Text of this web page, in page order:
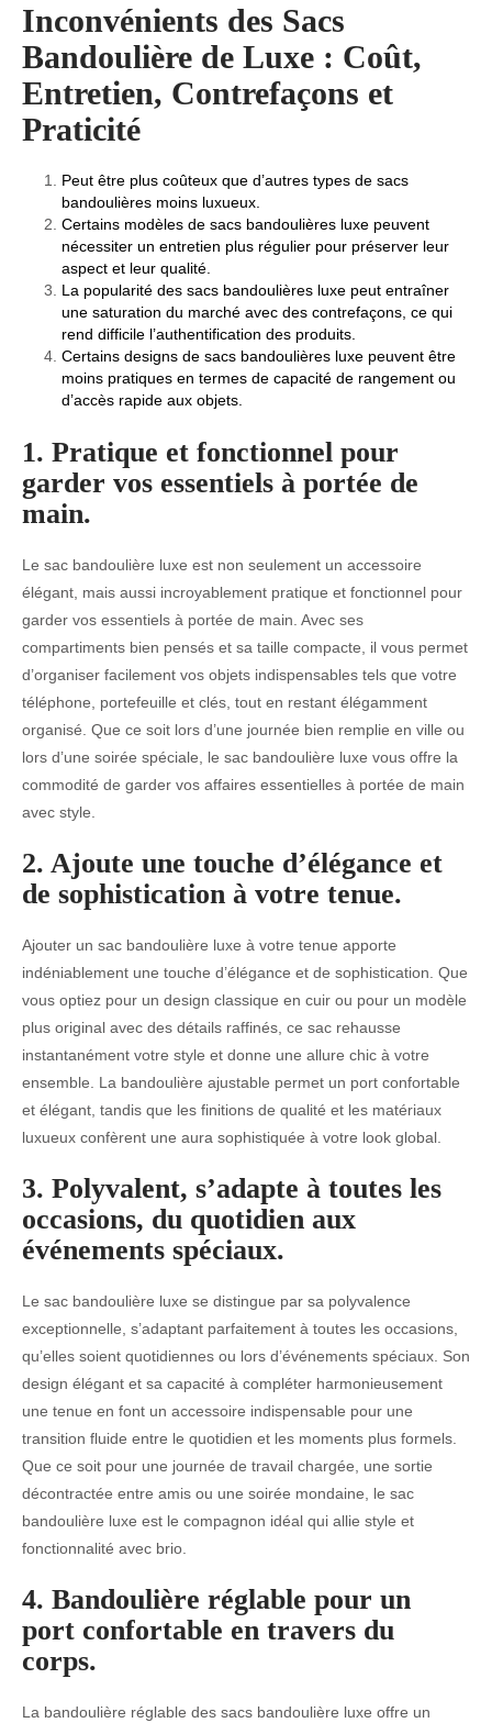
Inconvénients des Sacs
Bandoulière de Luxe : Coût,
Entretien, Contrefaçons et
Praticité
Peut être plus coûteux que d’autres types de sacs
bandoulières moins luxueux.
Certains modèles de sacs bandoulières luxe peuvent
nécessiter un entretien plus régulier pour préserver leur
aspect et leur qualité.
La popularité des sacs bandoulières luxe peut entraîner
une saturation du marché avec des contrefaçons, ce qui
rend difficile l’authentification des produits.
Certains designs de sacs bandoulières luxe peuvent être
moins pratiques en termes de capacité de rangement ou
d’accès rapide aux objets.
1. Pratique et fonctionnel pour
garder vos essentiels à portée de
main.
Le sac bandoulière luxe est non seulement un accessoire
élégant, mais aussi incroyablement pratique et fonctionnel pour
garder vos essentiels à portée de main. Avec ses
compartiments bien pensés et sa taille compacte, il vous permet
d’organiser facilement vos objets indispensables tels que votre
téléphone, portefeuille et clés, tout en restant élégamment
organisé. Que ce soit lors d’une journée bien remplie en ville ou
lors d’une soirée spéciale, le sac bandoulière luxe vous offre la
commodité de garder vos affaires essentielles à portée de main
avec style.
2. Ajoute une touche d’élégance et
de sophistication à votre tenue.
Ajouter un sac bandoulière luxe à votre tenue apporte
indéniablement une touche d’élégance et de sophistication. Que
vous optiez pour un design classique en cuir ou pour un modèle
plus original avec des détails raffinés, ce sac rehausse
instantanément votre style et donne une allure chic à votre
ensemble. La bandoulière ajustable permet un port confortable
et élégant, tandis que les finitions de qualité et les matériaux
luxueux confèrent une aura sophistiquée à votre look global.
3. Polyvalent, s’adapte à toutes les
occasions, du quotidien aux
événements spéciaux.
Le sac bandoulière luxe se distingue par sa polyvalence
exceptionnelle, s’adaptant parfaitement à toutes les occasions,
qu’elles soient quotidiennes ou lors d’événements spéciaux. Son
design élégant et sa capacité à compléter harmonieusement
une tenue en font un accessoire indispensable pour une
transition fluide entre le quotidien et les moments plus formels.
Que ce soit pour une journée de travail chargée, une sortie
décontractée entre amis ou une soirée mondaine, le sac
bandoulière luxe est le compagnon idéal qui allie style et
fonctionnalité avec brio.
4. Bandoulière réglable pour un
port confortable en travers du
corps.
La bandoulière réglable des sacs bandoulière luxe offre un